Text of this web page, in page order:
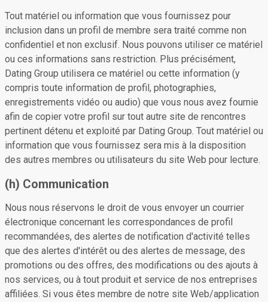
Tout matériel ou information que vous fournissez pour
inclusion dans un profil de membre sera traité comme non
confidentiel et non exclusif. Nous pouvons utiliser ce matériel
ou ces informations sans restriction. Plus précisément,
Dating Group utilisera ce matériel ou cette information (y
compris toute information de profil, photographies,
enregistrements vidéo ou audio) que vous nous avez fournie
afin de copier votre profil sur tout autre site de rencontres
pertinent détenu et exploité par Dating Group. Tout matériel ou
information que vous fournissez sera mis à la disposition
des autres membres ou utilisateurs du site Web pour lecture.
(h) Communication
Nous nous réservons le droit de vous envoyer un courrier
électronique concernant les correspondances de profil
recommandées, des alertes de notification d'activité telles
que des alertes d'intérêt ou des alertes de message, des
promotions ou des offres, des modifications ou des ajouts à
nos services, ou à tout produit et service de nos entreprises
affiliées. Si vous êtes membre de notre site Web/application